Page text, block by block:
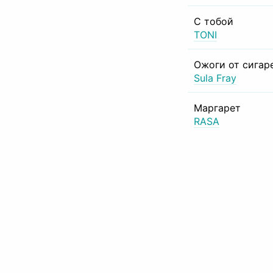
С тобой
TONI
Ожоги от
Sula Fray
Маргарет
RASA